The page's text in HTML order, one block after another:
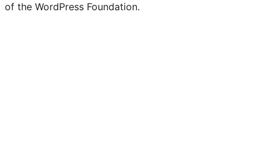
of the WordPress Foundation.